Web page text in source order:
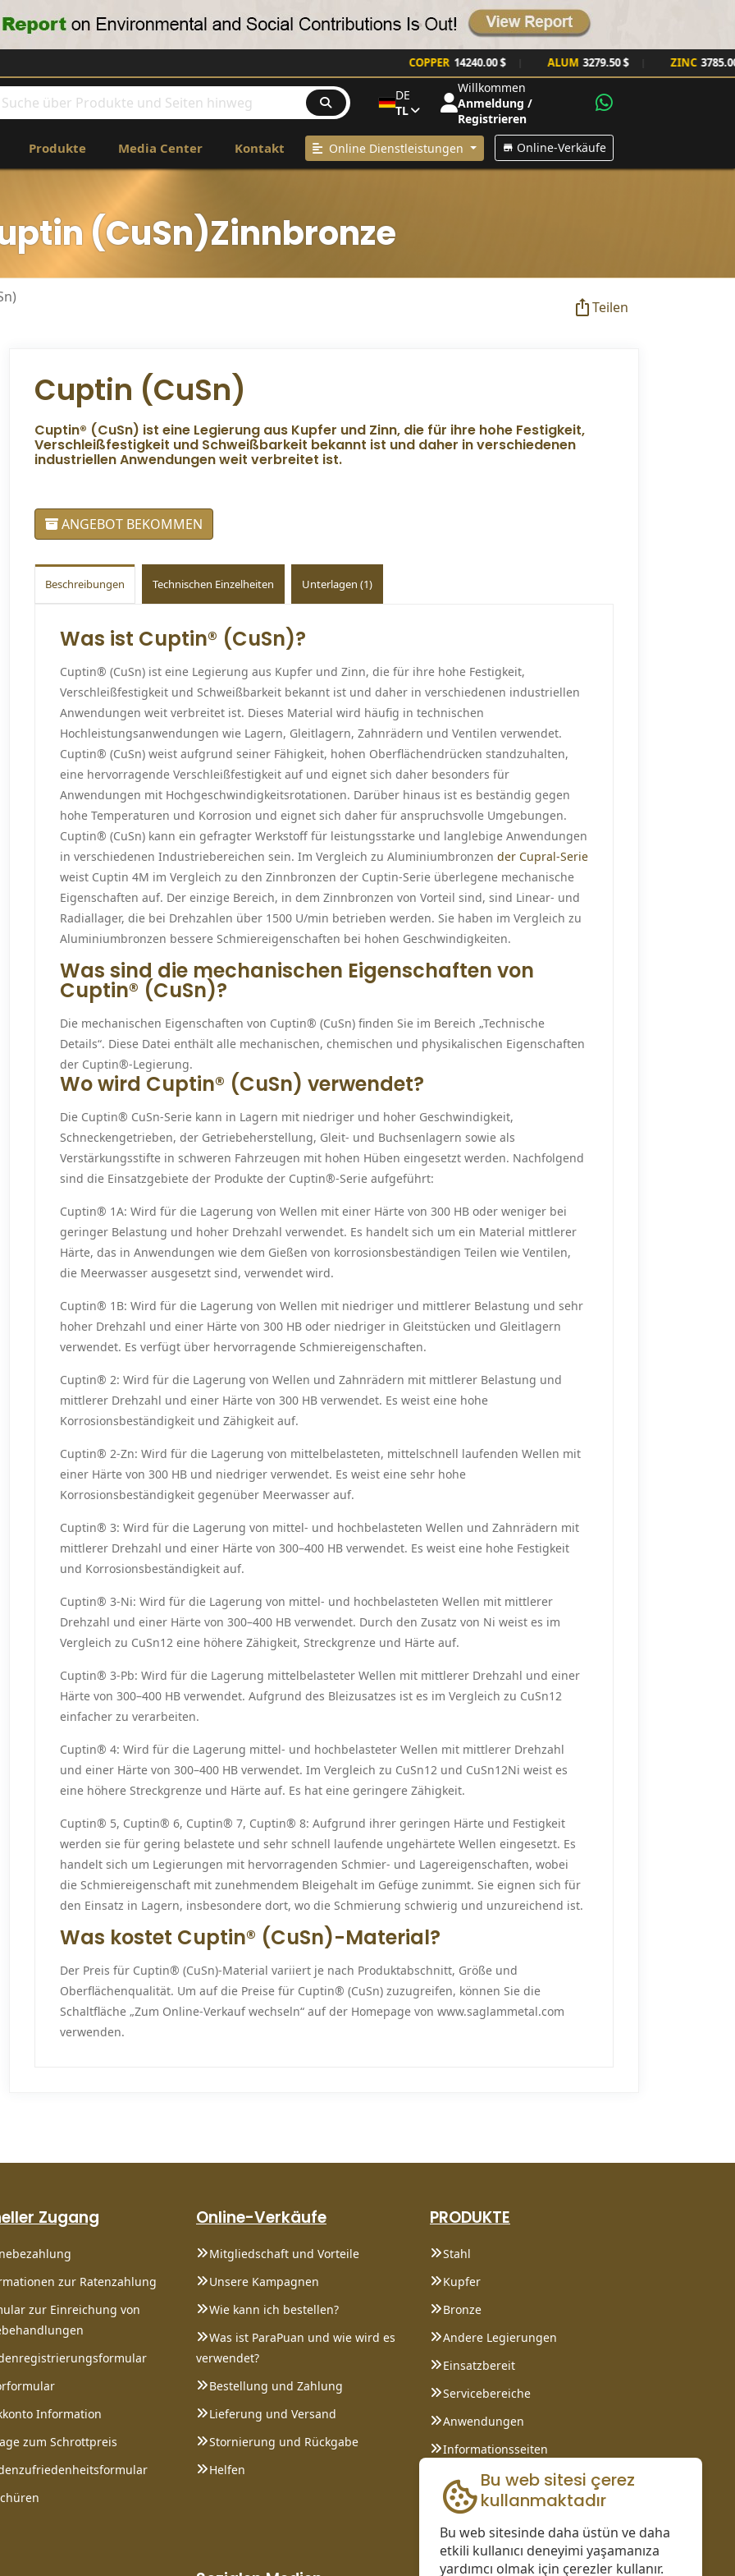
14240.00 $ | ALUM 3279.50 $ | ZINC 3785.00 $ |
DE
TL
Willkommen
Anmeldung /
Registrieren
Produkte Media Center Kontakt Online Dienstleistungen Online-Verkäufe
(CuSn)Zinnbronze
Teilen
Cuptin (CuSn)
Cuptin® (CuSn) ist eine Legierung aus Kupfer und Zinn, die für ihre hohe Festigkeit,
Verschleißfestigkeit und Schweißbarkeit bekannt ist und daher in verschiedenen
industriellen Anwendungen weit verbreitet ist.
ANGEBOT BEKOMMEN
Beschreibungen Technischen Einzelheiten Unterlagen (1)
Was ist Cuptin® (CuSn)?
Cuptin® (CuSn) ist eine Legierung aus Kupfer und Zinn, die für ihre hohe Festigkeit,
Verschleißfestigkeit und Schweißbarkeit bekannt ist und daher in verschiedenen industriellen
Anwendungen weit verbreitet ist. Dieses Material wird häufig in technischen
Hochleistungsanwendungen wie Lagern, Gleitlagern, Zahnrädern und Ventilen verwendet.
Cuptin® (CuSn) weist aufgrund seiner Fähigkeit, hohen Oberflächendrücken standzuhalten,
eine hervorragende Verschleißfestigkeit auf und eignet sich daher besonders für
Anwendungen mit Hochgeschwindigkeitsrotationen. Darüber hinaus ist es beständig gegen
hohe Temperaturen und Korrosion und eignet sich daher für anspruchsvolle Umgebungen.
Cuptin® (CuSn) kann ein gefragter Werkstoff für leistungsstarke und langlebige Anwendungen
in verschiedenen Industriebereichen sein. Im Vergleich zu Aluminiumbronzen der Cupral-Serie
weist Cuptin 4M im Vergleich zu den Zinnbronzen der Cuptin-Serie überlegene mechanische
Eigenschaften auf. Der einzige Bereich, in dem Zinnbronzen von Vorteil sind, sind Linear- und
Radiallager, die bei Drehzahlen über 1500 U/min betrieben werden. Sie haben im Vergleich zu
Aluminiumbronzen bessere Schmiereigenschaften bei hohen Geschwindigkeiten.
Was sind die mechanischen Eigenschaften von
Cuptin® (CuSn)?
Die mechanischen Eigenschaften von Cuptin® (CuSn) finden Sie im Bereich „Technische
Details“. Diese Datei enthält alle mechanischen, chemischen und physikalischen Eigenschaften
der Cuptin®-Legierung.
Wo wird Cuptin® (CuSn) verwendet?
Die Cuptin® CuSn-Serie kann in Lagern mit niedriger und hoher Geschwindigkeit,
Schneckengetrieben, der Getriebeherstellung, Gleit- und Buchsenlagern sowie als
Verstärkungsstifte in schweren Fahrzeugen mit hohen Hüben eingesetzt werden. Nachfolgend
sind die Einsatzgebiete der Produkte der Cuptin®-Serie aufgeführt:
Cuptin® 1A: Wird für die Lagerung von Wellen mit einer Härte von 300 HB oder weniger bei
geringer Belastung und hoher Drehzahl verwendet. Es handelt sich um ein Material mittlerer
Härte, das in Anwendungen wie dem Gießen von korrosionsbeständigen Teilen wie Ventilen,
die Meerwasser ausgesetzt sind, verwendet wird.
Cuptin® 1B: Wird für die Lagerung von Wellen mit niedriger und mittlerer Belastung und sehr
hoher Drehzahl und einer Härte von 300 HB oder niedriger in Gleitstücken und Gleitlagern
verwendet. Es verfügt über hervorragende Schmiereigenschaften.
Cuptin® 2: Wird für die Lagerung von Wellen und Zahnrädern mit mittlerer Belastung und
mittlerer Drehzahl und einer Härte von 300 HB verwendet. Es weist eine hohe
Korrosionsbeständigkeit und Zähigkeit auf.
Cuptin® 2-Zn: Wird für die Lagerung von mittelbelasteten, mittelschnell laufenden Wellen mit
einer Härte von 300 HB und niedriger verwendet. Es weist eine sehr hohe
Korrosionsbeständigkeit gegenüber Meerwasser auf.
Cuptin® 3: Wird für die Lagerung von mittel- und hochbelasteten Wellen und Zahnrädern mit
mittlerer Drehzahl und einer Härte von 300–400 HB verwendet. Es weist eine hohe Festigkeit
und Korrosionsbeständigkeit auf.
Cuptin® 3-Ni: Wird für die Lagerung von mittel- und hochbelasteten Wellen mit mittlerer
Drehzahl und einer Härte von 300–400 HB verwendet. Durch den Zusatz von Ni weist es im
Vergleich zu CuSn12 eine höhere Zähigkeit, Streckgrenze und Härte auf.
Cuptin® 3-Pb: Wird für die Lagerung mittelbelasteter Wellen mit mittlerer Drehzahl und einer
Härte von 300–400 HB verwendet. Aufgrund des Bleizusatzes ist es im Vergleich zu CuSn12
einfacher zu verarbeiten.
Cuptin® 4: Wird für die Lagerung mittel- und hochbelasteter Wellen mit mittlerer Drehzahl
und einer Härte von 300–400 HB verwendet. Im Vergleich zu CuSn12 und CuSn12Ni weist es
eine höhere Streckgrenze und Härte auf. Es hat eine geringere Zähigkeit.
Cuptin® 5, Cuptin® 6, Cuptin® 7, Cuptin® 8: Aufgrund ihrer geringen Härte und Festigkeit
werden sie für gering belastete und sehr schnell laufende ungehärtete Wellen eingesetzt. Es
handelt sich um Legierungen mit hervorragenden Schmier- und Lagereigenschaften, wobei
die Schmiereigenschaft mit zunehmendem Bleigehalt im Gefüge zunimmt. Sie eignen sich für
den Einsatz in Lagern, insbesondere dort, wo die Schmierung schwierig und unzureichend ist.
Was kostet Cuptin® (CuSn)-Material?
Der Preis für Cuptin® (CuSn)-Material variiert je nach Produktabschnitt, Größe und
Oberflächenqualität. Um auf die Preise für Cuptin® (CuSn) zuzugreifen, können Sie die
Schaltfläche „Zum Online-Verkauf wechseln“ auf der Homepage von www.saglammetal.com
verwenden.
Zugang
zur Ratenzahlung
zur Einreichung von
Information
zum Schrottpreis
Online-Verkäufe
Mitgliedschaft und Vorteile
Unsere Kampagnen
Wie kann ich bestellen?
Was ist ParaPuan und wie wird es
verwendet?
Bestellung und Zahlung
Lieferung und Versand
Stornierung und Rückgabe
Helfen
PRODUKTE
Stahl
Kupfer
Bronze
Andere Legierungen
Einsatzbereit
Servicebereiche
Anwendungen
Informationsseiten
Bu web sitesi çerez
kullanmaktadır
Bu web sitesinde daha üstün ve daha
etkili kullanıcı deneyimi yaşamanıza
yardımcı olmak için çerezler kullanır.